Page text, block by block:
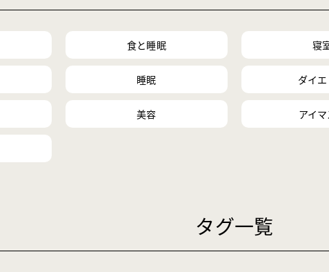
食と睡眠 寝
睡眠 ダイ
美容 アイ
タグ一覧